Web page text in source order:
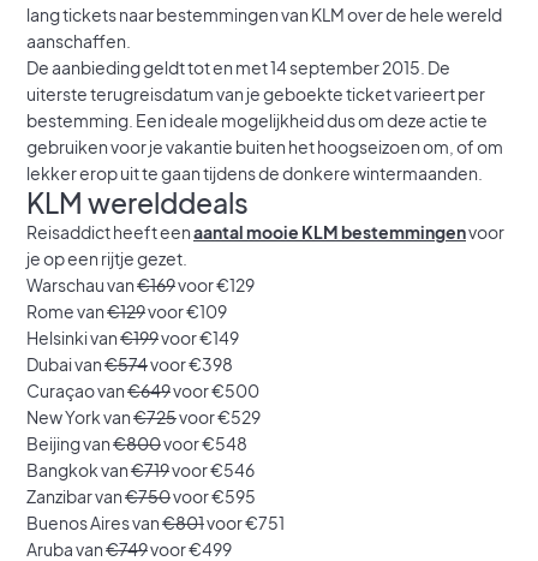
lang tickets naar bestemmingen van KLM over de hele wereld
aanschaffen.
De aanbieding geldt tot en met 14 september 2015. De
uiterste terugreisdatum van je geboekte ticket varieert per
bestemming. Een ideale mogelijkheid dus om deze actie te
gebruiken voor je vakantie buiten het hoogseizoen om, of om
lekker erop uit te gaan tijdens de donkere wintermaanden.
KLM werelddeals
Reisaddict heeft eenaantal mooie KLM bestemmingenvoor
je op een rijtje gezet.
Warschau van€169voor €129
Rome van€129voor €109
Helsinki van€199voor €149
Dubai van€574voor €398
Curaçao van€649voor €500
New York van€725voor €529
Beijing van€800voor €548
Bangkok van€719voor €546
Zanzibar van€750voor €595
Buenos Aires van€801voor €751
Aruba van€749voor €499